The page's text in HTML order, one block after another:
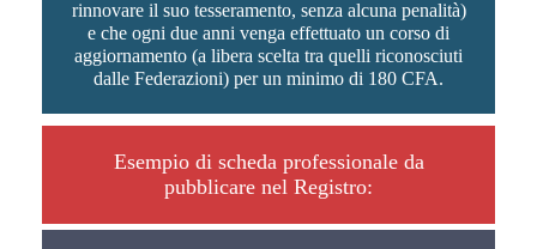
rinnovare il suo tesseramento, senza alcuna penalità)
e che ogni due anni venga effettuato un corso di
aggiornamento (a libera scelta tra quelli riconosciuti
dalle Federazioni) per un minimo di 180 CFA.
Esempio di scheda professionale da
pubblicare nel Registro: